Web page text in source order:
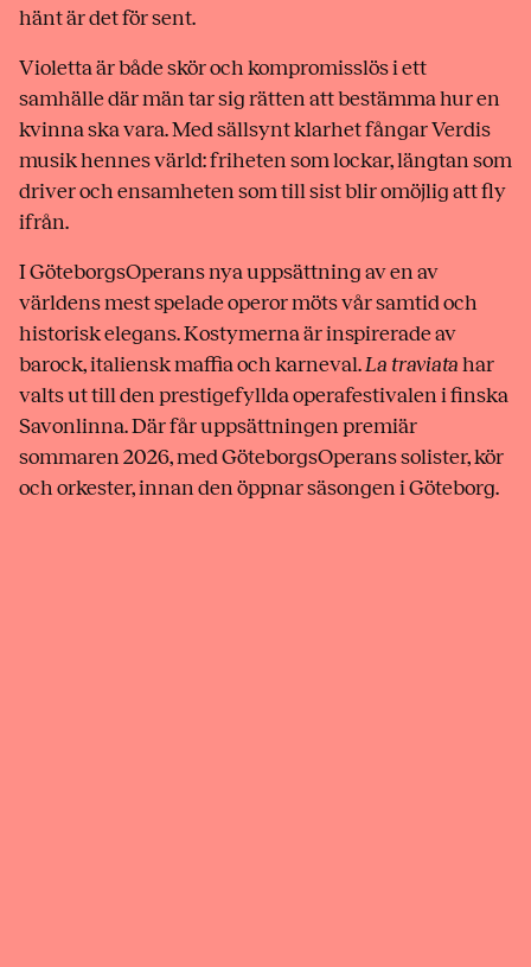
hänt är det för sent.
Violetta är både skör och kompromisslös i ett
samhälle där män tar sig rätten att bestämma hur en
kvinna ska vara. Med sällsynt klarhet fångar Verdis
musik hennes värld: friheten som lockar, längtan som
driver och ensamheten som till sist blir omöjlig att fly
ifrån.
I GöteborgsOperans nya uppsättning av en av
världens mest spelade operor möts vår samtid och
historisk elegans. Kostymerna är inspirerade av
barock, italiensk maffia och karneval. La traviata har
valts ut till den prestigefyllda operafestivalen i finska
Savonlinna. Där får uppsättningen premiär
sommaren 2026, med GöteborgsOperans solister, kör
och orkester, innan den öppnar säsongen i Göteborg.